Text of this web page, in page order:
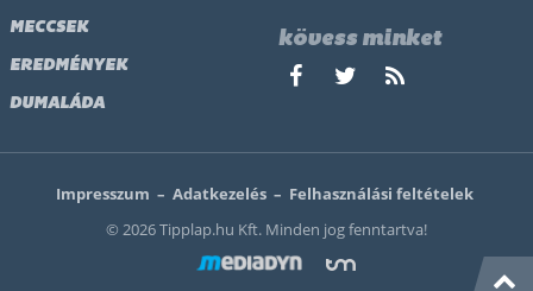
MECCSEK
EREDMÉNYEK
DUMALÁDA
kövess minket
Impresszum – Adatkezelés – Felhasználási feltételek
© 2026 Tipplap.hu Kft. Minden jog fenntartva!